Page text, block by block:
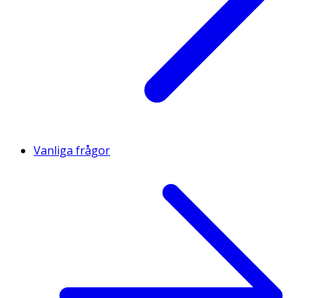
Vanliga frågor